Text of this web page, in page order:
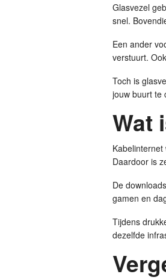
Glasvezel
snel.
Een ander
verstuurt.
Toch is
jouw buurt te
Wat
Daardoor is
De
gamen en
Tijdens
dezelfde